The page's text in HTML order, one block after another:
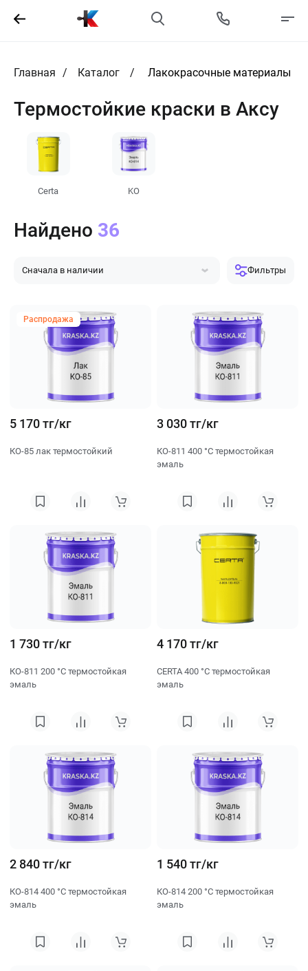
Главная Каталог Лакокрасочные материалы
Термостойкие краски в Аксу
Certa KO
Сначала в наличии
Фильтры
Найдено 36
Распродажа
5 170 тг/кг
КО-85 лак термостойкий
3 030 тг/кг
КО-811 400 °C термостойкая
эмаль
1 730 тг/кг
КО-811 200 °C термостойкая
эмаль
4 170 тг/кг
CERTA 400 °C термостойкая
эмаль
2 840 тг/кг
КО-814 400 °C термостойкая
эмаль
1 540 тг/кг
КО-814 200 °C термостойкая
эмаль